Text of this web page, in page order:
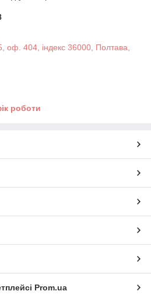
оф. 404, індекс 36000, Полтава,
роботи
Prom.ua